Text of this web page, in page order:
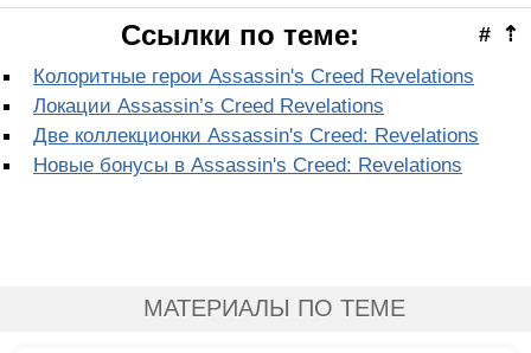
⇡
#
Ссылки по теме:
Колоритные герои Assassin's Creed Revelations
Локации Assassin’s Creed Revelations
Две коллекционки Assassin's Creed: Revelations
Новые бонусы в Assassin's Creed: Revelations
МАТЕРИАЛЫ ПО ТЕМЕ